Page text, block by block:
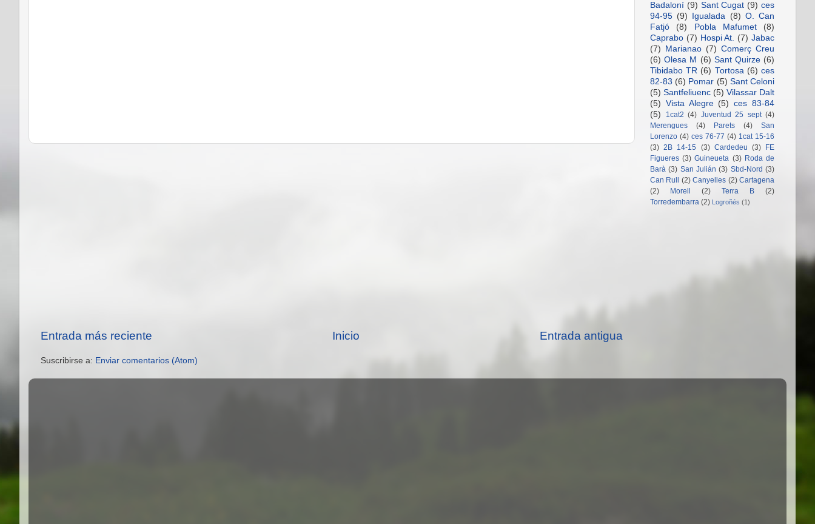
Entrada más reciente Entrada antigua
Inicio
Suscribirse a: Enviar comentarios (Atom)
Badaloní (9) Sant Cugat (9) ces
94-95 (9) Igualada (8) O. Can
Fatjó
(8) Pobla Mafumet
(8)
Caprabo (7) Hospi At. (7) Jabac
(7)
Marianao (7) Comerç Creu
(6) Olesa M (6) Sant Quirze (6)
Tibidabo TR (6) Tortosa (6) ces
82-83 (6) Pomar (5) Sant Celoni
(5) Santfeliuenc (5) Vilassar Dalt
(5) Vista Alegre (5)
ces 83-84
(5)
1cat2 (4) Juventud 25 sept (4)
Merengues
(4) Parets (4)
San
Lorenzo (4) ces 76-77 (4) 1cat 15-16
(3) 2B 14-15 (3) Cardedeu (3)
FE
Figueres (3) Guineueta (3) Roda de
Barà (3) San Julián (3) Sbd-Nord (3)
Can Rull
(2) Canyelles (2) Cartagena
(2)
Morell (2) Terra B
(2)
Torredembarra (2) Logroñés (1)